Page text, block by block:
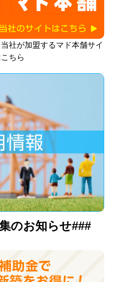
社が加盟するマド本舗サイ
こちら
のお知らせ###